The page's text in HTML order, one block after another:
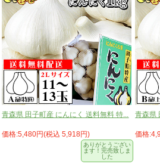
青森県 田子町産 にんにく 送料無料 特...
価格:5,480円(税込 5,918円)
ありがとうござい
ます！完売致しま
した
青森県
価格